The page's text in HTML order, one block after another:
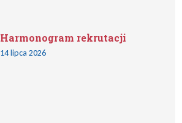
Harmonogram rekrutacji
14 lipca 2026